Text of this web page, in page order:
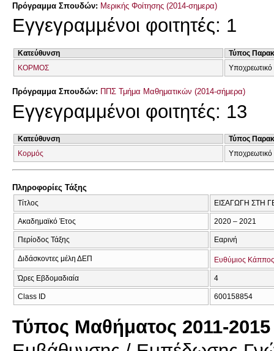
Πρόγραμμα Σπουδών: Μερικής Φοίτησης (2014-σημερα)
Εγγεγραμμένοι φοιτητές: 1
Κατεύθυνση
Τύπος
ΚΟΡΜΟΣ
Πρόγραμμα Σπουδών: ΠΠΣ Τμήμα Μαθηματικών (2014-σήμερα)
Εγγεγραμμένοι φοιτητές: 13
Κατεύθυνση
Τύπος
Κορμός
Πληροφορίες Τάξης
Τίτλος ΕΙΣΑΓΩΓΗ ΣΤΗ
Ακαδημαϊκό Έτος 2020 – 2021
Περίοδος Τάξης Εαρινή
Διδάσκοντες μέλη ΔΕΠ Ευθύμιος Κάππος
Ώρες Εβδομαδιαία 4
Class ID 600158854
Τύπος Μαθήματος 2011-2015